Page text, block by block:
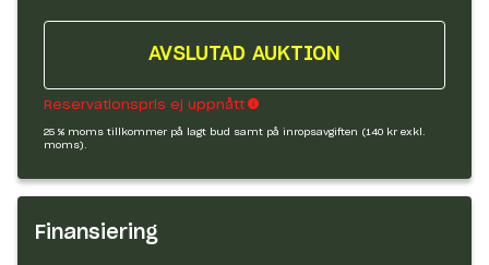
AVSLUTAD AUKTION
Reservationspris ej uppnått
25 % moms tillkommer på lagt bud samt på inropsavgiften (140 kr exkl.
moms).
Finansiering